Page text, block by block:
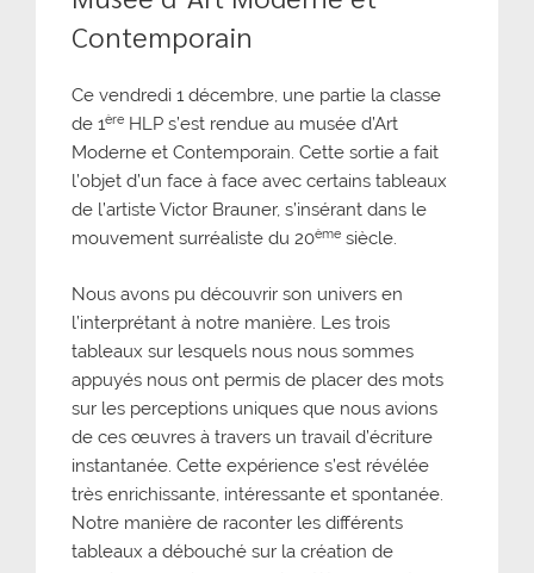
Contemporain
Ce vendredi 1 décembre, une partie la classe
de 1ère HLP s’est rendue au musée d’Art
Moderne et Contemporain. Cette sortie a fait
l’objet d’un face à face avec certains tableaux
de l’artiste Victor Brauner, s’insérant dans le
mouvement surréaliste du 20ème siècle.
Nous avons pu découvrir son univers en
l’interprétant à notre manière. Les trois
tableaux sur lesquels nous nous sommes
appuyés nous ont permis de placer des mots
sur les perceptions uniques que nous avions
de ces œuvres à travers un travail d’écriture
instantanée. Cette expérience s’est révélée
très enrichissante, intéressante et spontanée.
Notre manière de raconter les différents
tableaux a débouché sur la création de